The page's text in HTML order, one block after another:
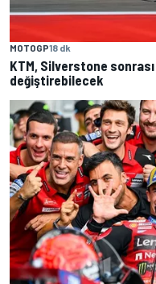
MOTOGP18 dk
KTM, Silverstone sonrası
değiştirebilecek